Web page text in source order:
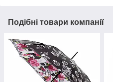
Подібні товари компанії